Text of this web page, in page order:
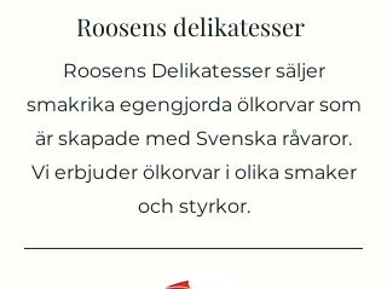
Roosens delikatesser
Roosens Delikatesser säljer
smakrika egengjorda ölkorvar som
är skapade med Svenska råvaror.
Vi erbjuder ölkorvar i olika smaker
och styrkor.